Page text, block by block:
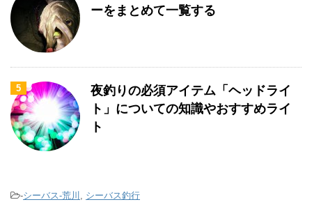
ーをまとめて一覧する
5
夜釣りの必須アイテム「ヘッドライ
ト」についての知識やおすすめライ
ト
-シーバス-荒川 シーバス釣行